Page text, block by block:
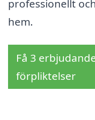
professionellt
hem.
Få 3
förpliktelser